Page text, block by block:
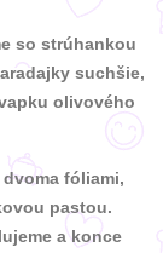
so strúhankou
suchšie,
olivového
fóliami,
pastou.
a konce